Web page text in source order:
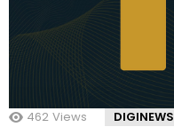
462 Views DIGINEWS